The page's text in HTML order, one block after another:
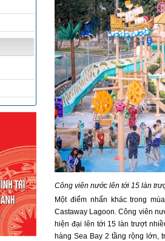
Công viên nước lên tới 15 làn
Một điểm nhấn khác trong
Castaway Lagoon. Công viên
hiện đại lên tới 15 làn trượt
hàng Sea Bay 2 tầng rộng lớn,